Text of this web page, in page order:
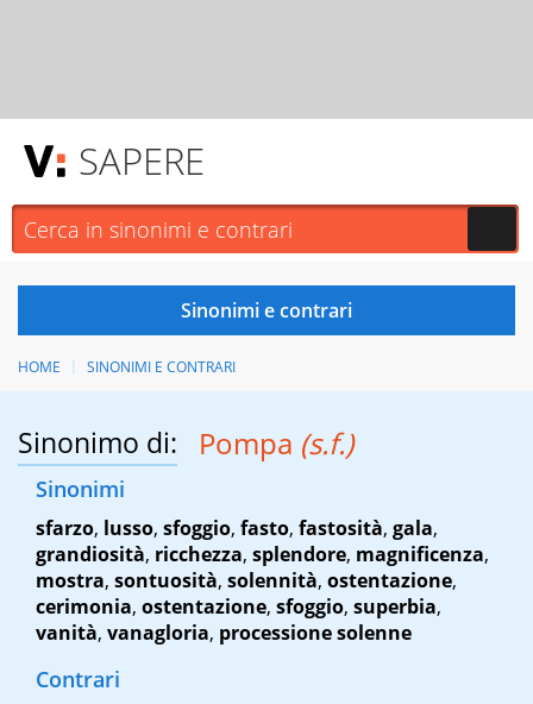
SAPERE
HOME SINONIMI E CONTRARI
Sinonimo di: Pompa (s.f.)
Sinonimi
sfarzo, lusso, sfoggio, fasto, fastosità, gala,
grandiosità, ricchezza, splendore, magnificenza,
mostra, sontuosità, solennità, ostentazione,
cerimonia, ostentazione, sfoggio, superbia,
vanità, vanagloria, processione solenne
Contrari